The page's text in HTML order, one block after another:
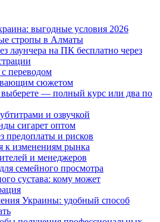
выгодные условия 2026
стропы в Алматы
лаунчера на ПК бесплатно через
переводом
сюжетом
— полный курс или два по
и озвучкой
сигарет оптом
предоплаты и рисков
к изменениям рынка
и менеджеров
семейного просмотра
сустава: кому может
Украины: удобный способ